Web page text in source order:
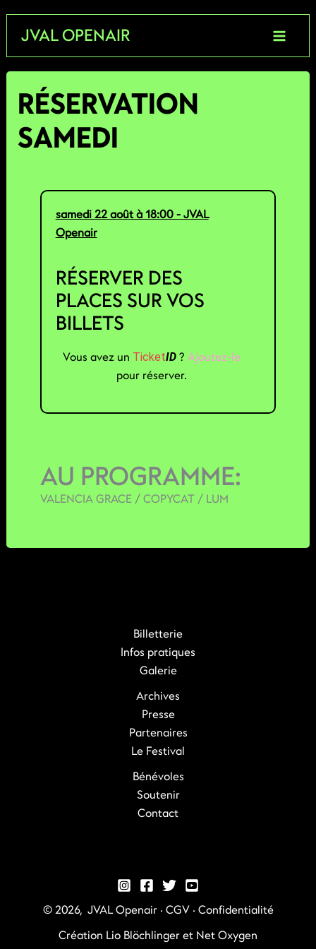
contenu
JVAL OPENAIR
RÉSERVATION
SAMEDI
samedi 22 août à 18:00 - JVAL
Openair
RÉSERVER DES
PLACES SUR VOS
BILLETS
Vous avez un TicketID ? Ajoutez-le
pour réserver.
AU PROGRAMME:
VALENCIA GRACE / COPYCAT / LUM
Billetterie
Infos pratiques
Galerie
Archives
Presse
Partenaires
Le Festival
Bénévoles
Soutenir
Contact
© 2026, JVAL Openair · CGV· Confidentialité
Création Lio Blöchlingeret Net Oxygen